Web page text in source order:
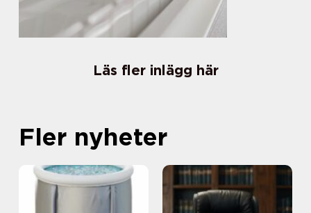
Läs fler inlägg här
Fler nyheter